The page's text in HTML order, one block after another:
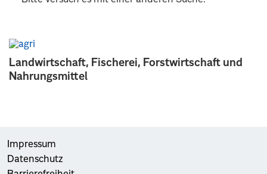
Landwirtschaft, Fischerei, Forstwirtschaft und
Nahrungsmittel
Impressum
Datenschutz